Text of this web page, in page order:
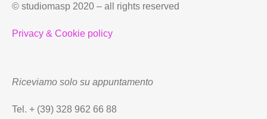
© studiomasp 2020 – all rights reserved
Privacy & Cookie policy
Riceviamo solo su appuntamento
Tel. + (39) 328 962 66 88